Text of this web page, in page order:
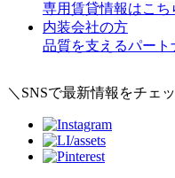
専用賃貸情報はこち
内装会社の方
品質を支えるパート
＼SNSで最新情報をチェ